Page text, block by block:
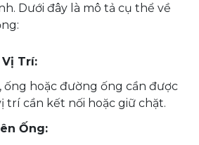
Dưới đây là mô tả cụ thể về
Trí:
ống hoặc đường ống cần được
trí cần kết nối hoặc giữ chặt.
Ống: